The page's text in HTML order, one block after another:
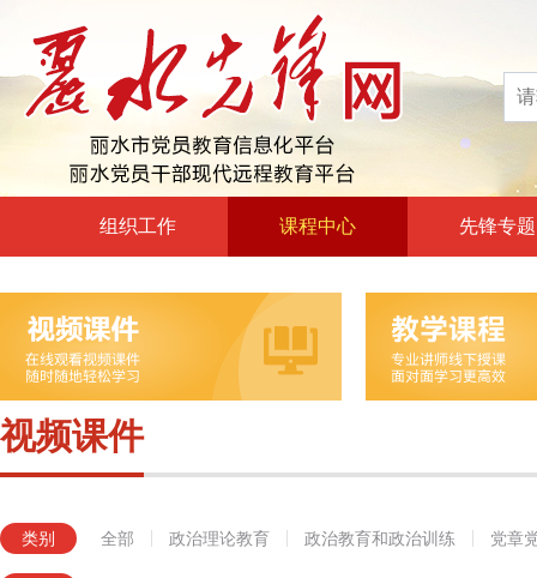
组织工作
领导动态
自身建设
组工文件
组工之窗
课程中心
政治教育和政治训练
党章党规党纪教育
革命传统教育
先锋专题
视频课件
类别 全部 政治理论教育 政治教育和政治训练 党章